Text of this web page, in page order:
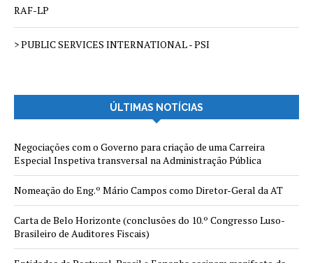
RAF-LP
> PUBLIC SERVICES INTERNATIONAL - PSI
ÚLTIMAS NOTÍCIAS
Negociações com o Governo para criação de uma Carreira
Especial Inspetiva transversal na Administração Pública
Nomeação do Eng.º Mário Campos como Diretor-Geral da AT
Carta de Belo Horizonte (conclusões do 10.º Congresso Luso-
Brasileiro de Auditores Fiscais)